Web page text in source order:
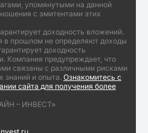
упомянутыми на данной
с эмитентами этих
доходность вложений.
в прошлом не определяют доходы
доходность
Компания предупреждает, что
связаны с различными рисками
знаний и опыта. Ознакомитесь с
сайта для получения более
– ИНВЕСТ»